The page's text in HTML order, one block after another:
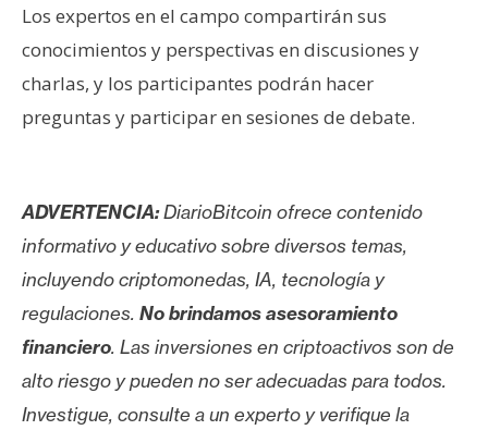
a
c
o
y
b
i
c
i
d
d
Los expertos en el campo compartirán sus
conocimientos y perspectivas en discusiones y
charlas, y los participantes podrán hacer
preguntas y participar en sesiones de debate.
ADVERTENCIA:DiarioBitcoin ofrece contenido
informativo y educativo sobre diversos temas,
incluyendo criptomonedas, IA, tecnología y
regulaciones. No brindamos asesoramiento
financiero. Las inversiones en criptoactivos son de
alto riesgo y pueden no ser adecuadas para todos.
Investigue, consulte a un experto y verifique la